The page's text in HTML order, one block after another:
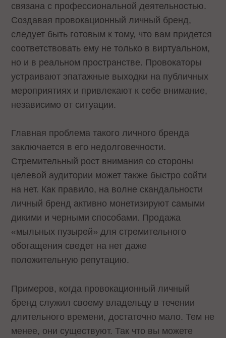
связана с профессиональной деятельностью.
Создавая провокационный личный бренд,
следует быть готовым к тому, что вам придется
соответствовать ему не только в виртуальном,
но и в реальном пространстве. Провокаторы
устраивают эпатажные выходки на публичных
мероприятиях и привлекают к себе внимание,
независимо от ситуации.
Главная проблема такого личного бренда
заключается в его недолговечности.
Стремительный рост внимания со стороны
целевой аудитории может также быстро сойти
на нет. Как правило, на волне скандальности
личный бренд активно монетизируют самыми
дикими и черными способами. Продажа
«мыльных пузырей» для стремительного
обогащения сведет на нет даже
положительную репутацию.
Примеров, когда провокационный личный
бренд служил своему владельцу в течении
длительного времени, достаточно мало. Тем не
менее, они существуют. Так что вы можете